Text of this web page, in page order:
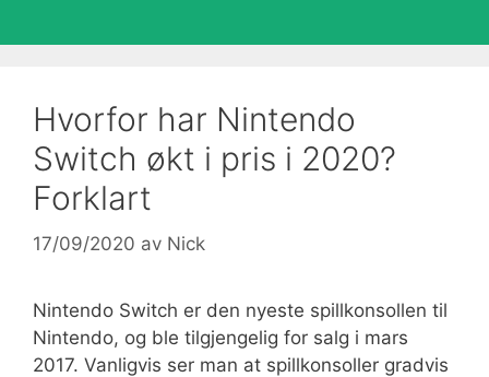
Hvorfor har Nintendo
Switch økt i pris i 2020?
Forklart
17/09/2020 av Nick
Nintendo Switch er den nyeste spillkonsollen til
Nintendo, og ble tilgjengelig for salg i mars
2017. Vanligvis ser man at spillkonsoller gradvis